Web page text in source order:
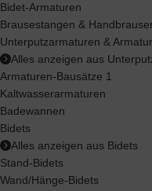
Bidet-Armaturen
Brausestangen &
Unterputzarmaturen &
Alles anzeigen aus
Armaturen-Bausätze 1
Kaltwasserarmaturen
Badewannen
Bidets
Alles anzeigen aus Bidets
Stand-Bidets
Wand/Hänge-Bidets